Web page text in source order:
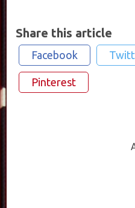
Share this article
Facebook
Pinterest